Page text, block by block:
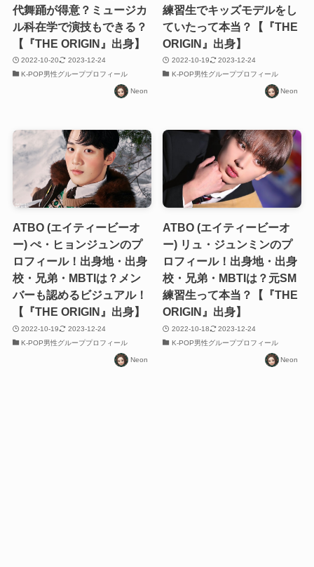
代舞踊が得意？ミュージカ
ル科在学で演技もできる？
【『THE ORIGIN』出身】
2022-10-20
2023-12-24
K-POP男性グループプロフィール
Neon
練習生でキッズモデルをし
ていたって本当？【『THE
ORIGIN』出身】
2022-10-19
2023-12-24
K-POP男性グループプロフィール
Neon
ATBO (エイティービーオ
ー) ぺ・ヒョンジュンのプ
ロフィール！出身地・出身
校・兄弟・MBTIは？メン
バーも認めるビジュアル！
【『THE ORIGIN』出身】
2022-10-19
2023-12-24
K-POP男性グループプロフィール
Neon
ATBO (エイティービーオ
ー) リュ・ジュンミンのプ
ロフィール！出身地・出身
校・兄弟・MBTIは？元SM
練習生って本当？【『THE
ORIGIN』出身】
2022-10-18
2023-12-24
K-POP男性グループプロフィール
Neon